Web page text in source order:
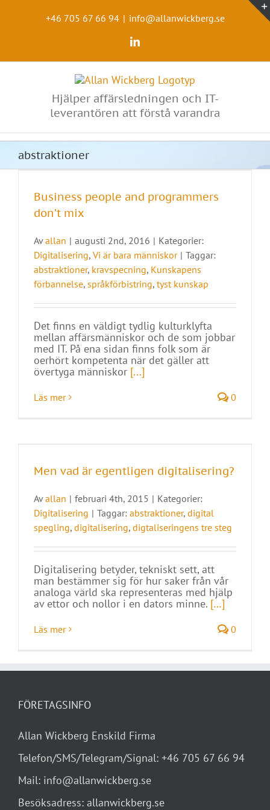
+46 705 67 66 94 | info@allanwickberg.se
LinkedIn
Hjälper affärsledningen och IT-
leverantören att förstå varandra
abstraktioner
Business people and programmers
don’t mix
Avallan | augusti 2nd, 2016 | Kategorier:
Digitalisering, Vi är bara människor | Taggar:
abstraktioner, kravspecning, Kunskapens
förbannelse, språkförbistring, tyst kunskap
Det finns en väldigt tydlig kulturklyfta
mellan affärsmänniskor och de som jobbar
med IT. På ena sidan finns folk som är
oerhört kompetenta när det gäller att
övertyga människor [...]
Läs mer 0
Men vad är egentligen digitalisering?
Avallan | februari 4th, 2015 | Kategorier:
Digitalisering | Taggar: abstraktioner, digital
spegling, digitalisering, digtaliseringens tre steg
Digitalisering betyder, tekniskt sett, att
man bestämmer sig för hur saker från vår
analoga värld ska representeras med hjälp
av ettor och nollor i en dators minne. […]
Läs mer 0
FÖRETAGSINFO
Allan Wickberg Enskild Firma
Telefon/SMS/Telegram/Signal: +46 705 67 66 94
Mail: info@allanwickberg.se
Besöksadress: allanwickberg.se